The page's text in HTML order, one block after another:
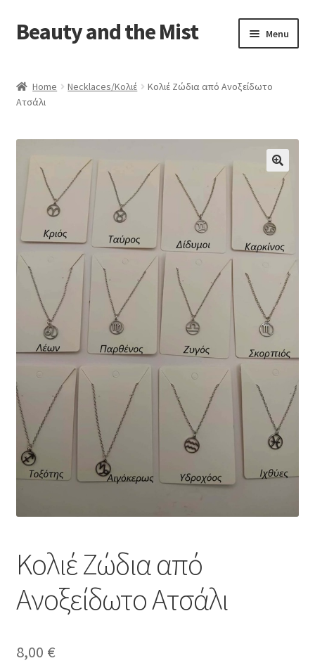
Skip
to
Skip
to
Beauty and the Mist Menu
Cart
Checkout
My account
Privacy Policy
Home Necklaces/Κολιέ
Κολιέ Ζώδια από Ανοξείδωτο
Ατσάλι
Κολιέ Ζώδια από
Ανοξείδωτο Ατσάλι
8,00 €